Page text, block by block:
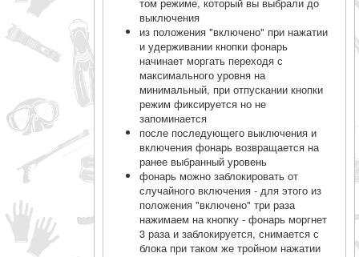
выключения
из положения "включено" при нажатии
и удерживании кнопки фонарь
начинает моргать переходя с
максимального уровня на
минимальный, при отпускании кнопки
режим фиксируется но не
запоминается
после последующего выключения и
включения фонарь возвращается на
ранее выбранный уровень
фонарь можно заблокировать от
случайного включения - для этого из
положения "включено" три раза
нажимаем на кнопку - фонарь моргнет
3 раза и заблокируется, снимается с
блока при таком же тройном нажатии